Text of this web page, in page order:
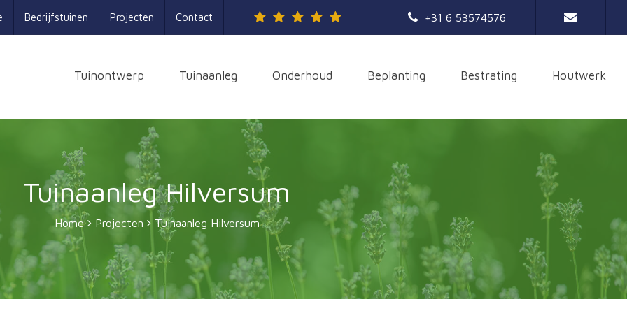
Bedrijfstuinen Projecten Contact +31 6 53574576
Tuinontwerp Tuinaanleg Onderhoud Beplanting Bestrating Houtwerk
Tuinaanleg Hilversum
Home Projecten Tuinaanleg Hilversum